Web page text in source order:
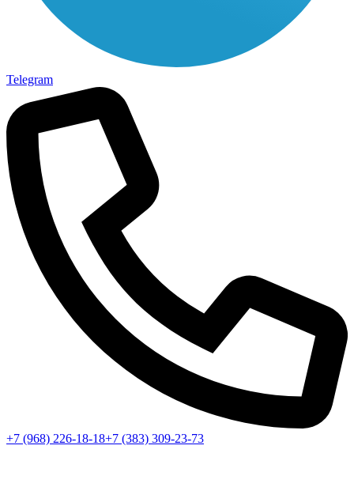
Telegram
+7 (968) 226-18-18+7 (383) 309-23-73